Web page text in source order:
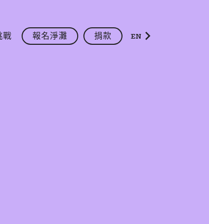
戰 報名淨灘 捐款 EN